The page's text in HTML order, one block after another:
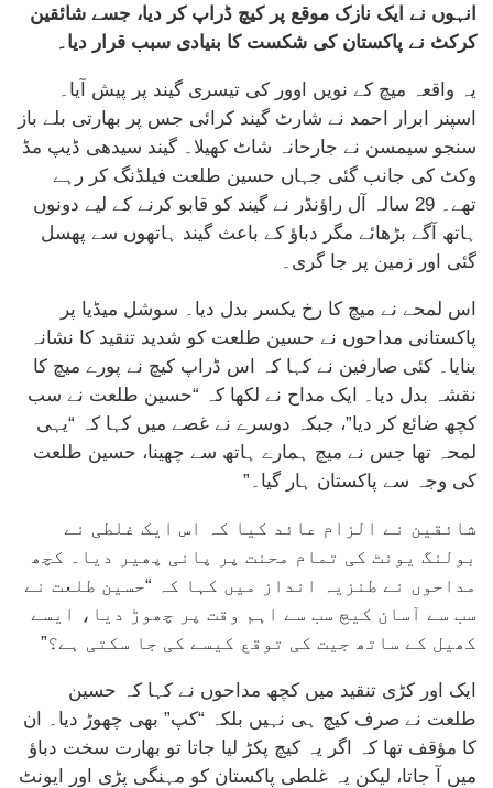
انہوں نے ایک نازک موقع پر کیچ ڈراپ کر دیا، جسے شائقین
کرکٹ نے پاکستان کی شکست کا بنیادی سبب قرار دیا۔
یہ واقعہ میچ کے نویں اوور کی تیسری گیند پر پیش آیا۔
اسپنر ابرار احمد نے شارٹ گیند کرائی جس پر بھارتی بلے باز
سنجو سیمسن نے جارحانہ شاٹ کھیلا۔ گیند سیدھی ڈیپ مڈ
وکٹ کی جانب گئی جہاں حسین طلعت فیلڈنگ کر رہے
تھے۔ 29 سالہ آل راؤنڈر نے گیند کو قابو کرنے کے لیے دونوں
ہاتھ آگے بڑھائے مگر دباؤ کے باعث گیند ہاتھوں سے پھسل
گئی اور زمین پر جا گری۔
اس لمحے نے میچ کا رخ یکسر بدل دیا۔ سوشل میڈیا پر
پاکستانی مداحوں نے حسین طلعت کو شدید تنقید کا نشانہ
بنایا۔ کئی صارفین نے کہا کہ اس ڈراپ کیچ نے پورے میچ کا
نقشہ بدل دیا۔ ایک مداح نے لکھا کہ “حسین طلعت نے سب
کچھ ضائع کر دیا”، جبکہ دوسرے نے غصے میں کہا کہ “یہی
لمحہ تھا جس نے میچ ہمارے ہاتھ سے چھینا، حسین طلعت
کی وجہ سے پاکستان ہار گیا۔”
شائقین نے الزام عائد کیا کہ اس ایک غلطی نے
بولنگ یونٹ کی تمام محنت پر پانی پھیر دیا۔ کچھ
مداحوں نے طنزیہ انداز میں کہا کہ “حسین طلعت نے
سب سے آسان کیچ سب سے اہم وقت پر چھوڑ دیا، ایسے
کھیل کے ساتھ جیت کی توقع کیسے کی جا سکتی ہے؟”
ایک اور کڑی تنقید میں کچھ مداحوں نے کہا کہ حسین
طلعت نے صرف کیچ ہی نہیں بلکہ “کپ” بھی چھوڑ دیا۔ ان
کا مؤقف تھا کہ اگر یہ کیچ پکڑ لیا جاتا تو بھارت سخت دباؤ
میں آ جاتا، لیکن یہ غلطی پاکستان کو مہنگی پڑی اور ایونٹ